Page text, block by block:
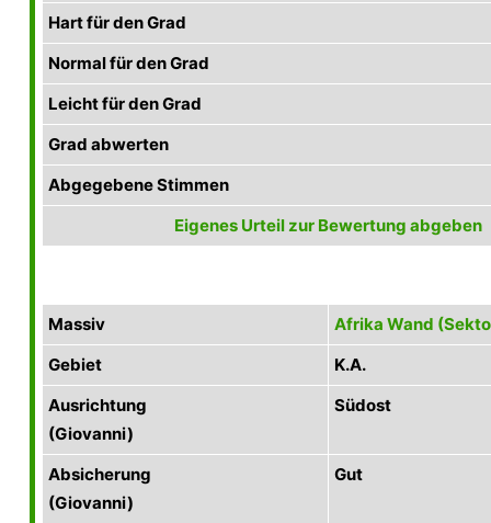
Hart für den Grad
Normal für den Grad
Leicht für den Grad
Grad abwerten
Abgegebene Stimmen
Eigenes Urteil zur Bewertung abgeben
Massiv
Afrika Wand
Gebiet
K.A.
Ausrichtung
(Giovanni)
Südost
Absicherung
(Giovanni)
Gut